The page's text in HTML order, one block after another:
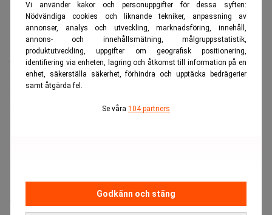
Vi använder kakor och personuppgifter för dessa syften:
Nödvändiga cookies och liknande tekniker, anpassning av
annonser, analys och utveckling, marknadsföring, innehåll,
annons- och innehållsmätning, målgruppsstatistik,
produktutveckling, uppgifter om geografisk positionering,
identifiering via enheten, lagring och åtkomst till information på en
enhet, säkerställa säkerhet, förhindra och upptäcka bedrägerier
samt åtgärda fel.
Se våra 104 partners
Godkänn och stäng
– Sedan har vi också haft stort fokus på den sociala biten.
Vi har till exempel haft lakritsprovning och ätit mat
tillsammans men på distans. En enkätundersökning som vi
har genomfört visade att medarbetarna i år har känt ett
högre engagemang jämfört med tidigare år, men att man
kultur och värderingar ännu viktigare än vanligt, säger
Katarina Thörnqvist.
Globalt sett har Wolters Kluwer nästan 20.000